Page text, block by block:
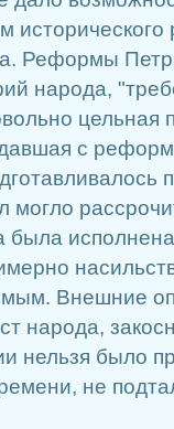
исторического
Реформы
народа,
цельная
с
могло
была
Внешние
народа,
нельзя было
не